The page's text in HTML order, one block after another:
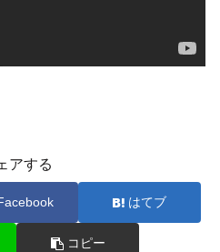
アする
はてブ
コピー